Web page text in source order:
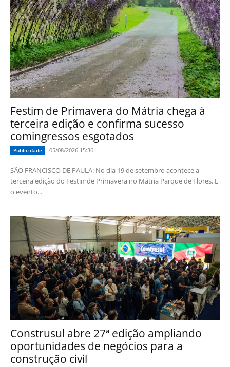
Festim de Primavera do Mátria chega à
terceira edição e confirma sucesso
comingressos esgotados
Publicidade 05/08/2026 15:36
SÃO FRANCISCO DE PAULA: No dia 19 de setembro acontece a
terceira edição do Festimde Primavera no Mátria Parque de Flores. E
o evento...
Construsul abre 27ª edição ampliando
oportunidades de negócios para a
construção civil